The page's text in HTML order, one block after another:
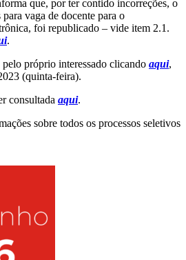
que, por ter contido incorreções, o
vaga de docente para o
foi republicado – vide item 2.1.
.
próprio interessado clicando aqui,
(quinta-feira).
consultada aqui.
sobre todos os processos seletivos